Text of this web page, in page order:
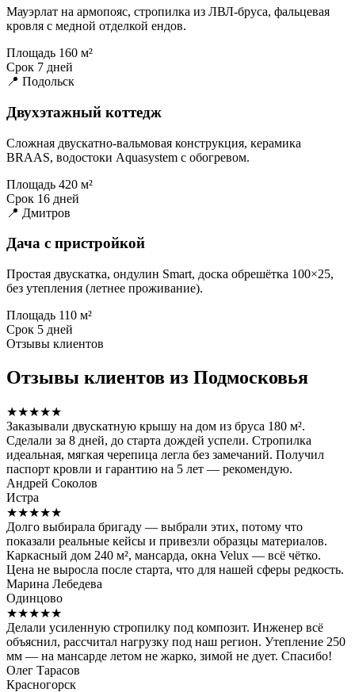
Мауэрлат на армопояс, стропилка из ЛВЛ-бруса, фальцевая
кровля с медной отделкой ендов.
Площадь 160 м²
Срок 7 дней
📍 Подольск
Двухэтажный коттедж
Сложная двускатно-вальмовая конструкция, керамика
BRAAS, водостоки Aquasystem с обогревом.
Площадь 420 м²
Срок 16 дней
📍 Дмитров
Дача с пристройкой
Простая двускатка, ондулин Smart, доска обрешётка 100×25,
без утепления (летнее проживание).
Площадь 110 м²
Срок 5 дней
Отзывы клиентов
Отзывы клиентов из Подмосковья
★★★★★
Заказывали двускатную крышу на дом из бруса 180 м².
Сделали за 8 дней, до старта дождей успели. Стропилка
идеальная, мягкая черепица легла без замечаний. Получил
паспорт кровли и гарантию на 5 лет — рекомендую.
Андрей Соколов
Истра
★★★★★
Долго выбирала бригаду — выбрали этих, потому что
показали реальные кейсы и привезли образцы материалов.
Каркасный дом 240 м², мансарда, окна Velux — всё чётко.
Цена не выросла после старта, что для нашей сферы редкость.
Марина Лебедева
Одинцово
★★★★★
Делали усиленную стропилку под композит. Инженер всё
объяснил, рассчитал нагрузку под наш регион. Утепление 250
мм — на мансарде летом не жарко, зимой не дует. Спасибо!
Олег Тарасов
Красногорск